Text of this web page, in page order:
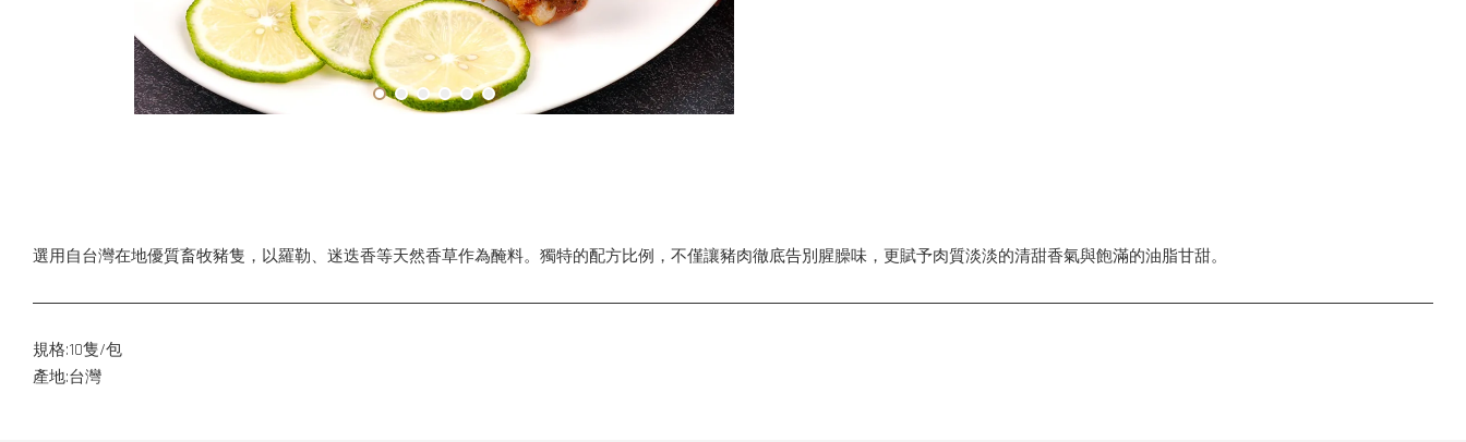
選用自台灣在地優質畜牧豬隻，以羅勒、迷迭香等天然香草作為醃料。獨特的配方比例，不僅讓豬肉徹底告別腥臊味，更賦予肉質淡淡的清甜香氣與飽滿的油脂甘甜。
規格:10隻/包
產地:台灣